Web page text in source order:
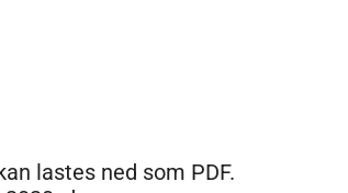
lastes ned som PDF.